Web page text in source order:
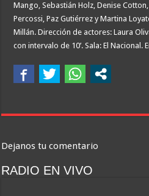
Mango, Sebastián Holz, Denise
Percossi, Paz Gutiérrez y Martina
Millán. Dirección de actores: Laura
con intervalo de 10’. Sala: El Nacional.
Dejanos tu comentario
RADIO EN VIVO